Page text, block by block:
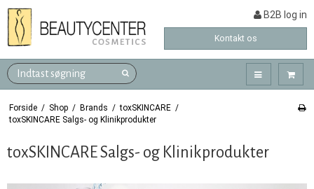
B2B log in
Kontakt os
Forside / Shop / Brands / toxSKINCARE /
toxSKINCARE Salgs- og Klinikprodukter
toxSKINCARE Salgs- og Klinikprodukter